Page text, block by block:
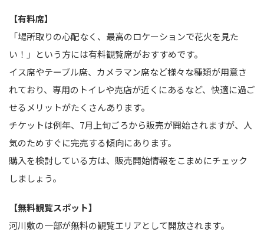
【有料席】
「場所取りの心配なく、最高のロケーションで花火を見た
い！」という方には有料観覧席がおすすめです。
イス席やテーブル席、カメラマン席など様々な種類が用意さ
れており、専用のトイレや売店が近くにあるなど、快適に過ご
せるメリットがたくさんあります。
チケットは例年、7月上旬ごろから販売が開始されますが、人
気のためすぐに完売する傾向にあります。
購入を検討している方は、販売開始情報をこまめにチェック
しましょう。
【無料観覧スポット】
河川敷の一部が無料の観覧エリアとして開放されます。